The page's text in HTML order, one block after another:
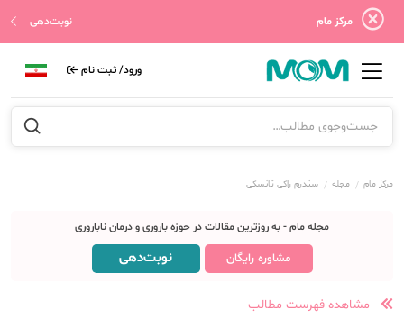
مرکز مام نوبت‌دهی
ورود/ ثبت نام
مرکز مام مجله سندرم راکی تانسکی
مجله مام - به روزترین مقالات در حوزه باروری و درمان ناباروری
مشاوره رایگان نوبت‌دهی
مشاهده فهرست مطالب